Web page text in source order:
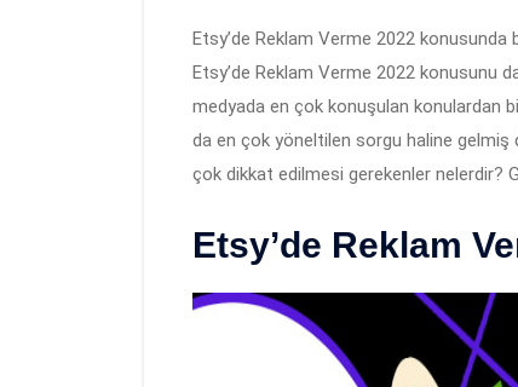
Etsy’de Reklam Verme 2022 konusunda
Etsy’de Reklam Verme 2022 konusunu
medyada en çok konuşulan konulardan
da en çok yöneltilen sorgu haline gelmiş
çok dikkat edilmesi gerekenler nelerdir?
Etsy’de Reklam